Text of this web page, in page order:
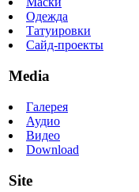
Одежда
Татуировки
Сайд-проекты
Media
Галерея
Аудио
Видео
Download
Site